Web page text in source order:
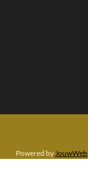
Powered by JouwWeb